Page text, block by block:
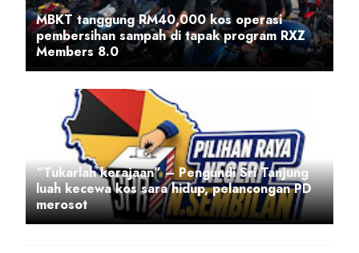
MBKT tanggung RM40,000 kos operasi
pembersihan sampah di tapak program RXZ
Members 8.0
“Tukarlah kerajaan” – Pengundi Sri Tanjung
luah kecewa kos sara hidup, pelancongan PD
merosot